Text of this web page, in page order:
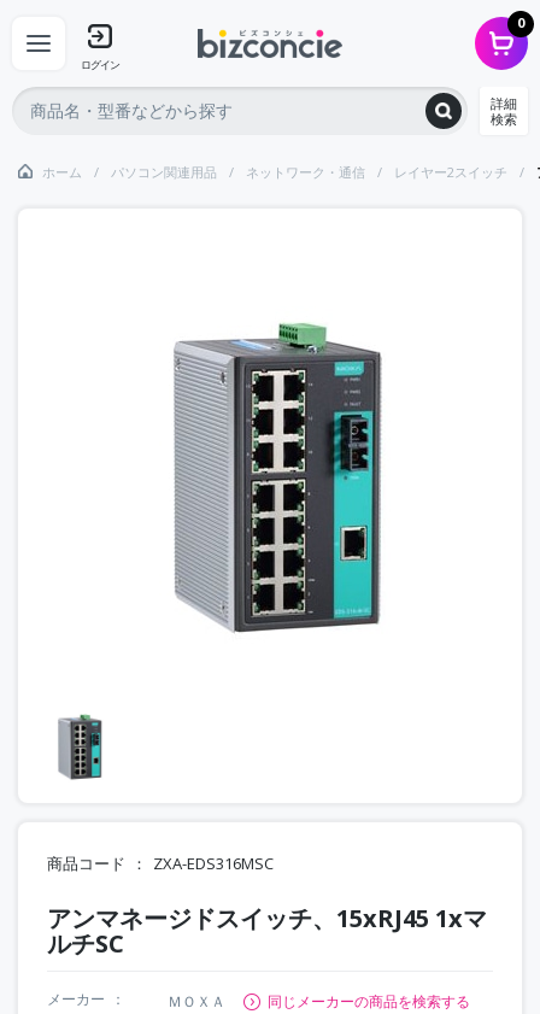
ログイン
0
詳細
検索
ホーム パソコン関連用品 ネットワーク・通信 レイヤー2スイッチ
商品コード ZXA-EDS316MSC
アンマネージドスイッチ、15xRJ45 1xマ
ルチSC
メーカー ＭＯＸＡ
同じメーカーの商品を検索する